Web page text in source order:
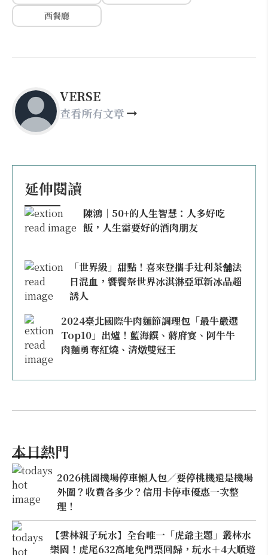
西餐廳
VERSE
查看所有文章
延伸閱讀
陳鴻｜50+的人生智慧：人多好吃
飯，人生需要好的酒肉朋友
「世界級」甜點！喜來登攜手辻利茶舗法
日混血，饗饗祭世界冰淇淋亞軍新冰品超
誘人
2024臺北國際牛肉麵節調理包「最牛嚴選
Top10」出爐！藍海饌、蔣府宴、阿牛牛
肉麵勇奪紅燒、清燉雙冠王
本日熱門
2026桃園機場停車懶人包／要停桃機還是機場
外圍？收費各多少？信用卡停車優惠一次整
理！
【雲林親子玩水】全台唯一「虎爺主題」叢林水
樂園！虎尾632高地免門票回歸，玩水＋4大順遊